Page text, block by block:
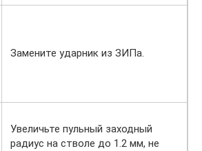
Замените ударник из ЗИПа.
Увеличьте пульный заходный
радиус на стволе до 1.2 мм, не